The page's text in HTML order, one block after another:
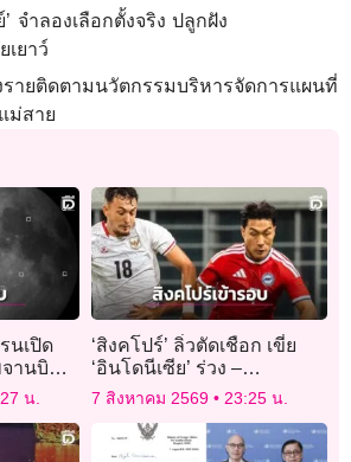
จำลองเลือกตั้งจริง ปลูกฝัง
เยาว์
รายติดตามนวัตกรรมบริหารจัดการแผนที่
ม่สาย
นเปิด
านบิน’
น.
‘สิงคโปร์’ ลิ่วตัดเชือก เขี่ย
‘อินโดนีเซีย’ ร่วง –
‘เวียดนาม’ แชมป์กลุ่ม
7 สิงหาคม 2569 23:25 น.